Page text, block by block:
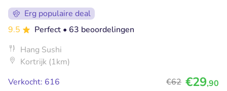
Erg populaire deal
9.5
Perfect • 63 beoordelingen
Hang Sushi
Kortrijk (1km)
Verkocht: 616
€62 €29,90